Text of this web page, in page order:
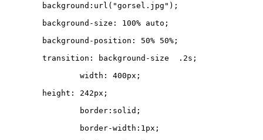
        background:url("gorsel.jpg");
        background-size: 100% auto;
        background-position: 50% 50%;
        transition: background-size  .2s;
		width: 400px;
        height: 242px;
		border:solid;
		border-width:1px;